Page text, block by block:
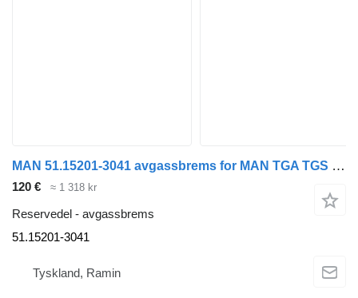
MAN 51.15201-3041 avgassbrems for MAN TGA TGS TGX buss
120 € ≈ 1 318 kr
Reservedel - avgassbrems
51.15201-3041
Tyskland, Ramin